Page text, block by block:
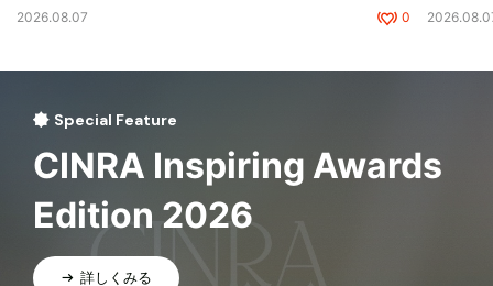
2026.08.07 0
Special Feature
CINRA Inspiring Awards
Edition 2026
詳しくみる